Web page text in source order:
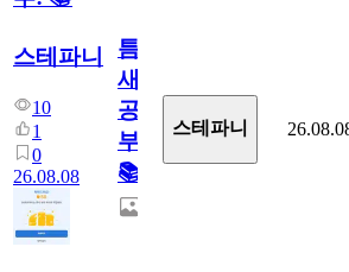
스테파니
10
1
0
26.08.08
틈
새
공
부!
📚
스테파니